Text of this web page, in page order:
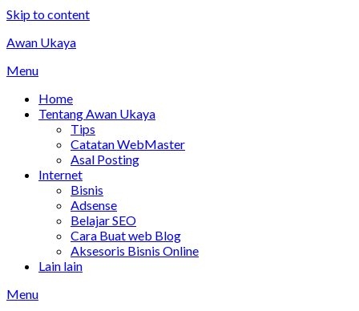
Skip to content
Awan Ukaya
Menu
Home
Tentang Awan Ukaya
Tips
Catatan WebMaster
Asal Posting
Internet
Bisnis
Adsense
Belajar SEO
Cara Buat web Blog
Aksesoris Bisnis Online
Lain lain
Menu